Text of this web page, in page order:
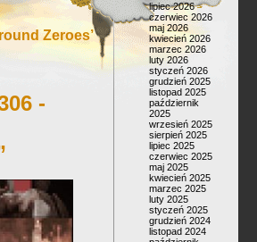
Zeroes’
-
lipiec 2026
czerwiec 2026
maj 2026
kwiecień 2026
marzec 2026
luty 2026
styczeń 2026
grudzień 2025
listopad 2025
październik
2025
wrzesień 2025
sierpień 2025
lipiec 2025
czerwiec 2025
maj 2025
kwiecień 2025
marzec 2025
luty 2025
styczeń 2025
grudzień 2024
listopad 2024